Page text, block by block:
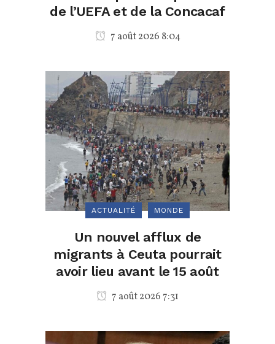
de l’UEFA et de la Concacaf
7 août 2026 8:04
ACTUALITÉ MONDE
Un nouvel afflux de
migrants à Ceuta pourrait
avoir lieu avant le 15 août
7 août 2026 7:31